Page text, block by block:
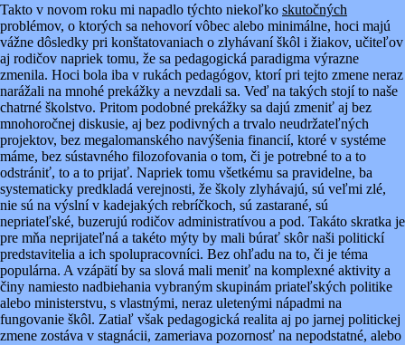
Takto v novom roku mi napadlo týchto niekoľko skutočných
problémov, o ktorých sa nehovorí vôbec alebo minimálne, hoci majú
vážne dôsledky pri konštatovaniach o zlyhávaní škôl i žiakov, učiteľov
aj rodičov napriek tomu, že sa pedagogická paradigma výrazne
zmenila. Hoci bola iba v rukách pedagógov, ktorí pri tejto zmene neraz
narážali na mnohé prekážky a nevzdali sa. Veď na takých stojí to naše
chatrné školstvo. Pritom podobné prekážky sa dajú zmeniť aj bez
mnohoročnej diskusie, aj bez podivných a trvalo neudržateľných
projektov, bez megalomanského navýšenia financií, ktoré v systéme
máme, bez sústavného filozofovania o tom, či je potrebné to a to
odstrániť, to a to prijať. Napriek tomu všetkému sa pravidelne, ba
systematicky predkladá verejnosti, že školy zlyhávajú, sú veľmi zlé,
nie sú na výslní v kadejakých rebríčkoch, sú zastarané, sú
nepriateľské, buzerujú rodičov administratívou a pod. Takáto skratka je
pre mňa neprijateľná a takéto mýty by mali búrať skôr naši politickí
predstavitelia a ich spolupracovníci. Bez ohľadu na to, či je téma
populárna. A vzápätí by sa slová mali meniť na komplexné aktivity a
činy namiesto nadbiehania vybraným skupinám priateľských politike
alebo ministerstvu, s vlastnými, neraz uletenými nápadmi na
fungovanie škôl. Zatiaľ však pedagogická realita aj po jarnej politickej
zmene zostáva v stagnácii, zameriava pozornosť na nepodstatné, alebo